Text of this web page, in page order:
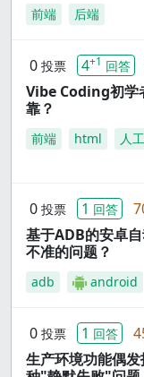
前端 后端
0 投票 4+1 回答
Vibe Coding初学
靠？
前端 html 人
0 投票 1 回答
基于ADB的安卓
不准的问题？
adb android
0 投票 1 回答
生产环境功能偶